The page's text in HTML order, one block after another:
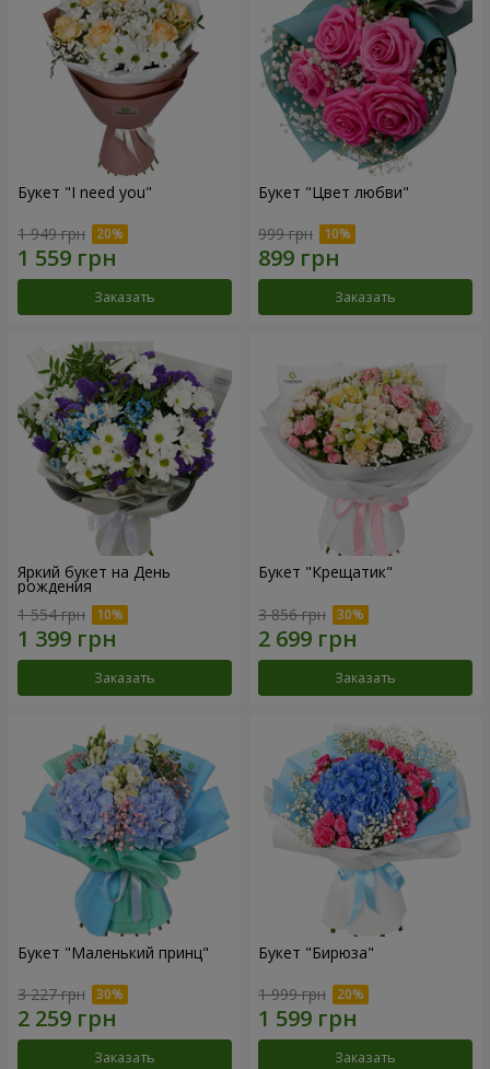
Букет "I need you"
1 949 грн
Заказать
Букет "Цвет любви"
999 грн
Заказать
Яркий букет на День
рождения
1 554 грн
Заказать
Букет "Крещатик"
3 856 грн
Заказать
Букет "Маленький принц"
3 227 грн
Заказать
Букет "Бирюза"
1 999 грн
Заказать